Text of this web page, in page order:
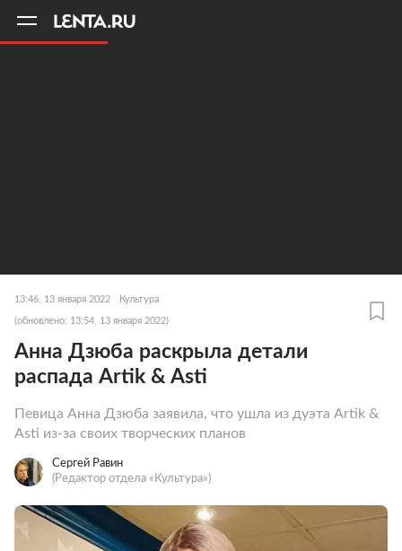
13:46, 13 января 2022 Культура
(обновлено: 13:54, 13 января 2022)
Анна Дзюба раскрыла детали
распада Artik & Asti
Певица Анна Дзюба заявила, что ушла из дуэта Artik &
Asti из-за своих творческих планов
Сергей Равин
(Редактор отдела «Культура»)